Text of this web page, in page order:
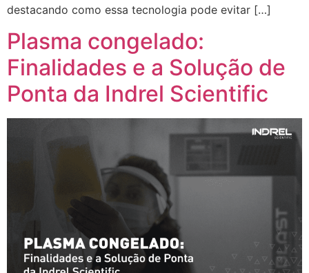
destacando como essa tecnologia pode evitar […]
Plasma congelado:
Finalidades e a Solução de
Ponta da Indrel Scientific